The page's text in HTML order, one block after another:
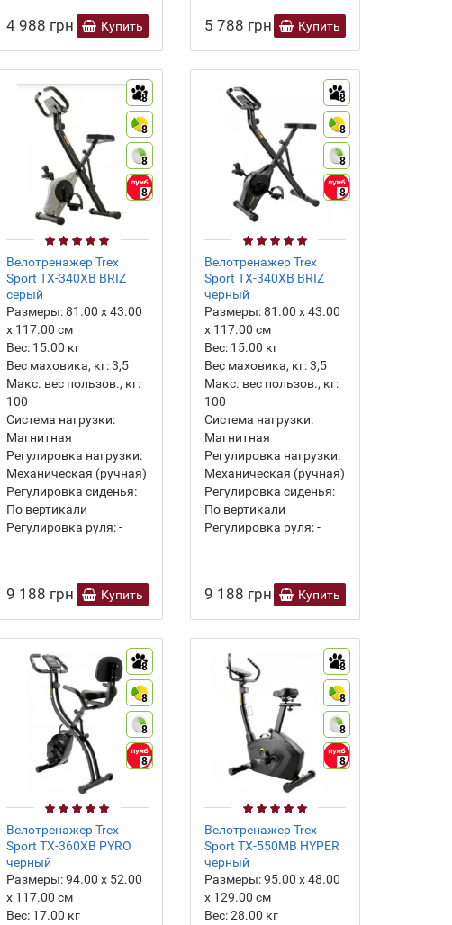
4 988 грн Купить 5 788 грн Купить
8
8
8
8
Велотренажер Trex
Sport TX-340XB BRIZ
серый
Размеры:81.00 х 43.00
х 117.00 см
Вес: 15.00 кг
Вес маховика, кг:3,5
Макс. вес пользов., кг:
100
Система нагрузки:
Магнитная
Регулировка нагрузки:
Механическая (ручная)
Регулировка сиденья:
По вертикали
Регулировка руля:-
9 188 грн Купить
8
8
8
8
Велотренажер Trex
Sport TX-340XB BRIZ
черный
Размеры:81.00 х 43.00
х 117.00 см
Вес: 15.00 кг
Вес маховика, кг:3,5
Макс. вес пользов., кг:
100
Система нагрузки:
Магнитная
Регулировка нагрузки:
Механическая (ручная)
Регулировка сиденья:
По вертикали
Регулировка руля:-
9 188 грн Купить
8
8
8
8
Велотренажер Trex
Sport TX-360XB PYRO
черный
Размеры:94.00 х 52.00
х 117.00 см
Вес: 17.00 кг
8
8
8
8
Велотренажер Trex
Sport TX-550MB HYPER
черный
Размеры:95.00 х 48.00
х 129.00 см
Вес: 28.00 кг